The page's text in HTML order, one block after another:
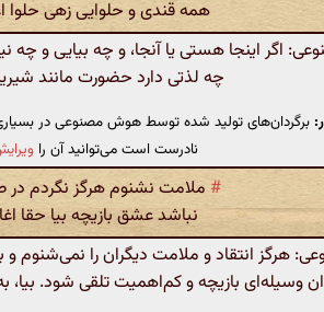
همه قندی و حلوایی زهی حلوا
اگر اینجا هستی یا آنجا، و چه بیایی و چه
چه لذتی دارد حضورت مانند
برگردان‌های تولید شده توسط هوش مصنوعی در بسیاری
نادرست است می‌توانید آن را
# ملامت نشنوم هرگز نگردم در
نباشد عشق بازیچه بیا حقا
هرگز انتقاد و ملامت دیگران را نمی‌شنوم و
وسیله‌ای بازیچه و کم‌اهمیت تلقی شود.